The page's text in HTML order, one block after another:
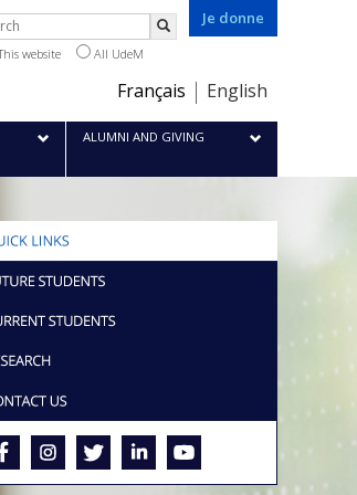
Je donne
Choix
de
la
langue
Français English
website All UdeM
ALUMNI AND GIVING